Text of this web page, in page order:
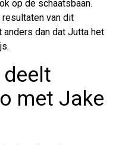
op de schaatsbaan.
van dit
dan dat Jutta het
met Jake